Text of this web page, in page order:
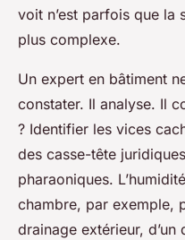
voit n’est parfois que la
plus complexe.
Un expert en bâtiment
constater. Il analyse. Il
? Identifier les vices
des casse-tête
pharaoniques.
chambre, par exemple,
drainage extérieur, d’un